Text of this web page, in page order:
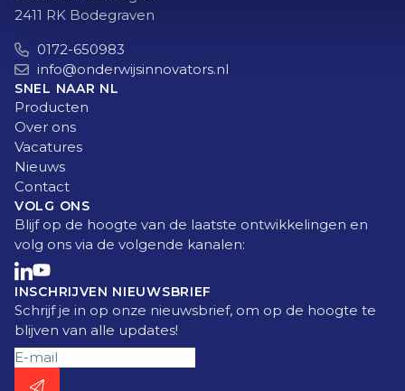
2411 RK Bodegraven
0172-650983
info@onderwijsinnovators.nl
SNEL NAAR NL
Producten
Over ons
Vacatures
Nieuws
Contact
VOLG ONS
Blijf op de hoogte van de laatste ontwikkelingen en
volg ons via de volgende kanalen:
INSCHRIJVEN NIEUWSBRIEF
Schrijf je in op onze nieuwsbrief, om op de hoogte te
blijven van alle updates!